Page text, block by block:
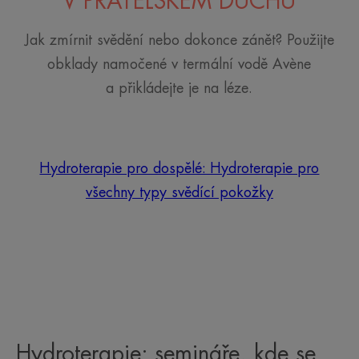
Jak zmírnit svědění nebo dokonce zánět? Použijte
obklady namočené v termální vodě Avène
a přikládejte je na léze.
Hydroterapie pro dospělé: Hydroterapie pro
všechny typy svědící pokožky
Hydroterapie: semináře, kde se